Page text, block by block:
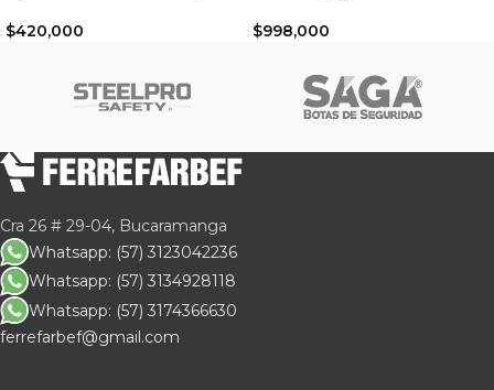
$420,000 $998,000
Cra 26 # 29-04, Bucaramanga
Whatsapp: (57) 3123042236
Whatsapp: (57) 3134928118
Whatsapp: (57) 3174366630
ferrefarbef@gmail.com